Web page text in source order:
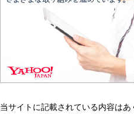
当サイトに記載されている内容は